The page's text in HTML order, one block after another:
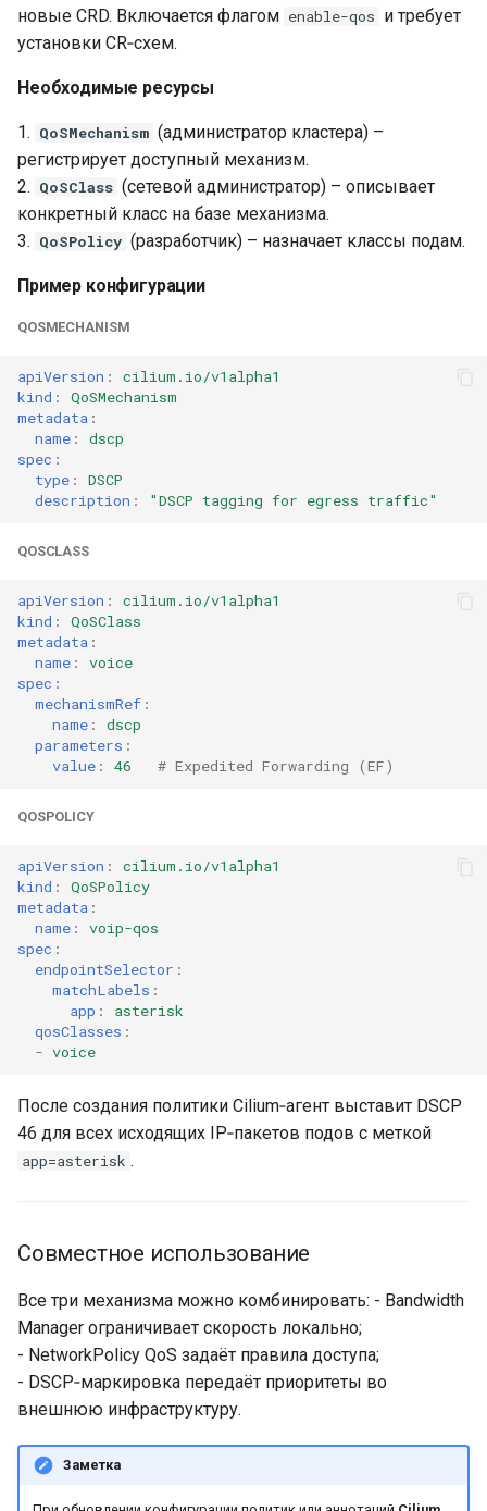
новые CRD. Включается флагом enable-qos и требует
установки CR‑схем.
Необходимые ресурсы
1. QoSMechanism (администратор кластера) –
регистрирует доступный механизм.
2. QoSClass (сетевой администратор) – описывает
конкретный класс на базе механизма.
3. QoSPolicy (разработчик) – назначает классы подам.
Пример конфигурации
QOSMECHANISM
apiVersion :
cilium.io/v1alpha1
kind :
QoSMechanism
metadata :
name :
dscp
spec :
type :
DSCP
description : "DSCP tagging for egress traffic"
QOSCLASS
apiVersion :
cilium.io/v1alpha1
kind :
QoSClass
metadata :
name :
voice
spec :
mechanismRef :
name :
dscp
parameters :
value : 46 # Expedited Forwarding (EF)
QOSPOLICY
apiVersion :
cilium.io/v1alpha1
kind :
QoSPolicy
metadata :
name :
voip-qos
spec :
endpointSelector :
matchLabels :
app :
asterisk
qosClasses :
- voice
После создания политики Cilium‑агент выставит DSCP
46 для всех исходящих IP‑пакетов подов с меткой
app=asterisk .
Совместное использование
Все три механизма можно комбинировать: - Bandwidth
Manager ограничивает скорость локально;
- NetworkPolicy QoS задаёт правила доступа;
- DSCP‑маркировка передаёт приоритеты во
внешнюю инфраструктуру.
Заметка